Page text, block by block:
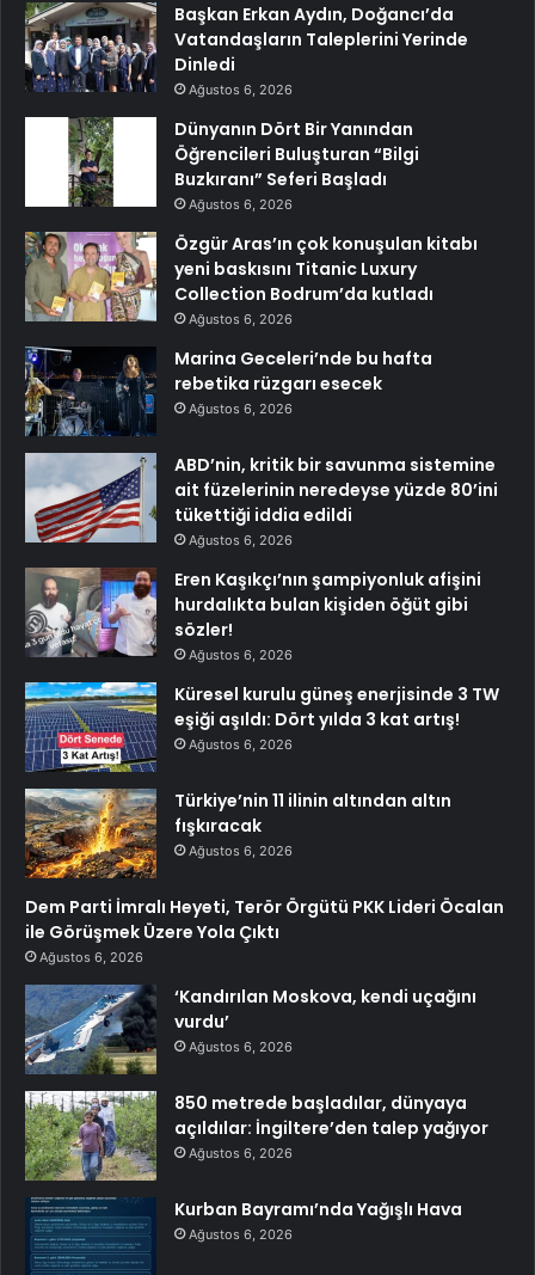
Başkan Erkan Aydın, Doğancı’da
Vatandaşların Taleplerini Yerinde
Dinledi
Ağustos 6, 2026
Dünyanın Dört Bir Yanından
Öğrencileri Buluşturan “Bilgi
Buzkıranı” Seferi Başladı
Ağustos 6, 2026
Özgür Aras’ın çok konuşulan kitabı
yeni baskısını Titanic Luxury
Collection Bodrum’da kutladı
Ağustos 6, 2026
Marina Geceleri’nde bu hafta
rebetika rüzgarı esecek
Ağustos 6, 2026
ABD’nin, kritik bir savunma sistemine
ait füzelerinin neredeyse yüzde 80’ini
tükettiği iddia edildi
Ağustos 6, 2026
Eren Kaşıkçı’nın şampiyonluk afişini
hurdalıkta bulan kişiden öğüt gibi
sözler!
Ağustos 6, 2026
Küresel kurulu güneş enerjisinde 3 TW
eşiği aşıldı: Dört yılda 3 kat artış!
Ağustos 6, 2026
Türkiye’nin 11 ilinin altından altın
fışkıracak
Ağustos 6, 2026
Dem Parti İmralı Heyeti, Terör Örgütü PKK Lideri Öcalan
ile Görüşmek Üzere Yola Çıktı
Ağustos 6, 2026
‘Kandırılan Moskova, kendi uçağını
vurdu’
Ağustos 6, 2026
850 metrede başladılar, dünyaya
açıldılar: İngiltere’den talep yağıyor
Ağustos 6, 2026
Kurban Bayramı’nda Yağışlı Hava
Ağustos 6, 2026